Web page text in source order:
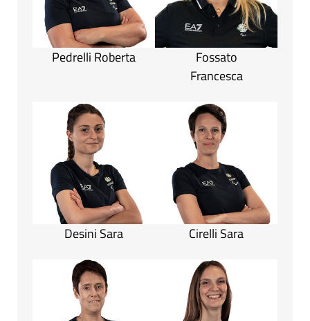
Pedrelli Roberta
Fossato
Francesca
Desini Sara Cirelli Sara